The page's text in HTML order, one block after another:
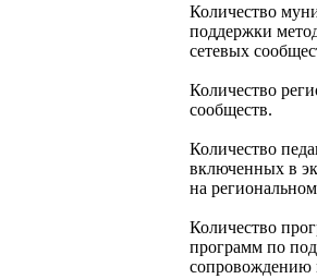
Количество
поддержки
сетевых
Количество
сообществ.
Количество
включенных в
на
Количество
программ по
сопровождению